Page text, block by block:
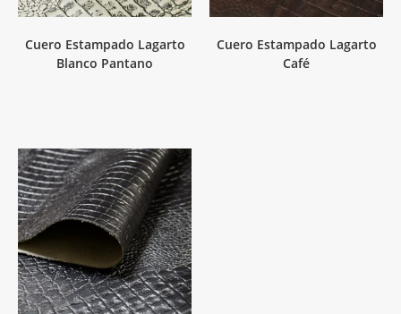
Cuero Estampado Lagarto
Blanco Pantano
Cuero Estampado Lagarto
Café